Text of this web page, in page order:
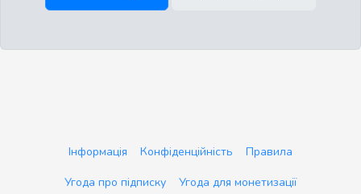
Інформація Конфіденційність
Правила
Угода про підписку
Угода для монетизації